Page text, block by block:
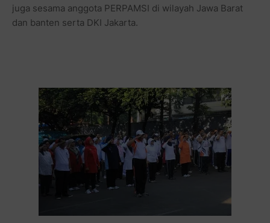
juga sesama anggota PERPAMSI di wilayah Jawa Barat
dan banten serta DKI Jakarta.